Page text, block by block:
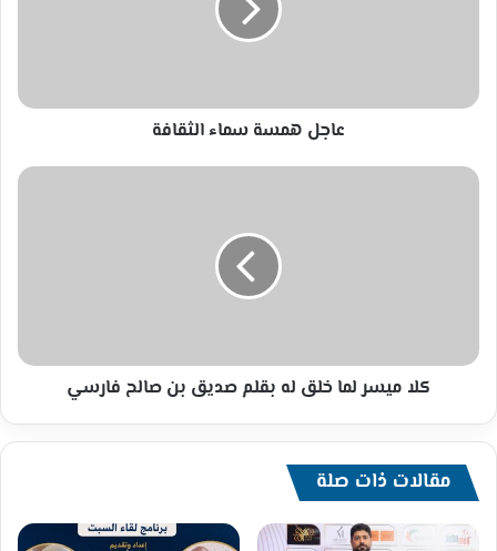
عاجل همسة سماء الثقافة
كلا
صالح
كلا ميسر لما خلق له بقلم صديق بن صالح فارسي
مقالات ذات صلة